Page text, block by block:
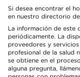
Si desea encontrar el
en nuestro directorio
La información de este
periódicamente. La
proveedores y
profesional de la salud
se obtiene en el
alguna pregunta,